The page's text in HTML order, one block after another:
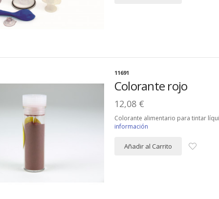
11691
Colorante rojo
12,08 €
Colorante alimentario para tintar
información
Añadir al Carrito